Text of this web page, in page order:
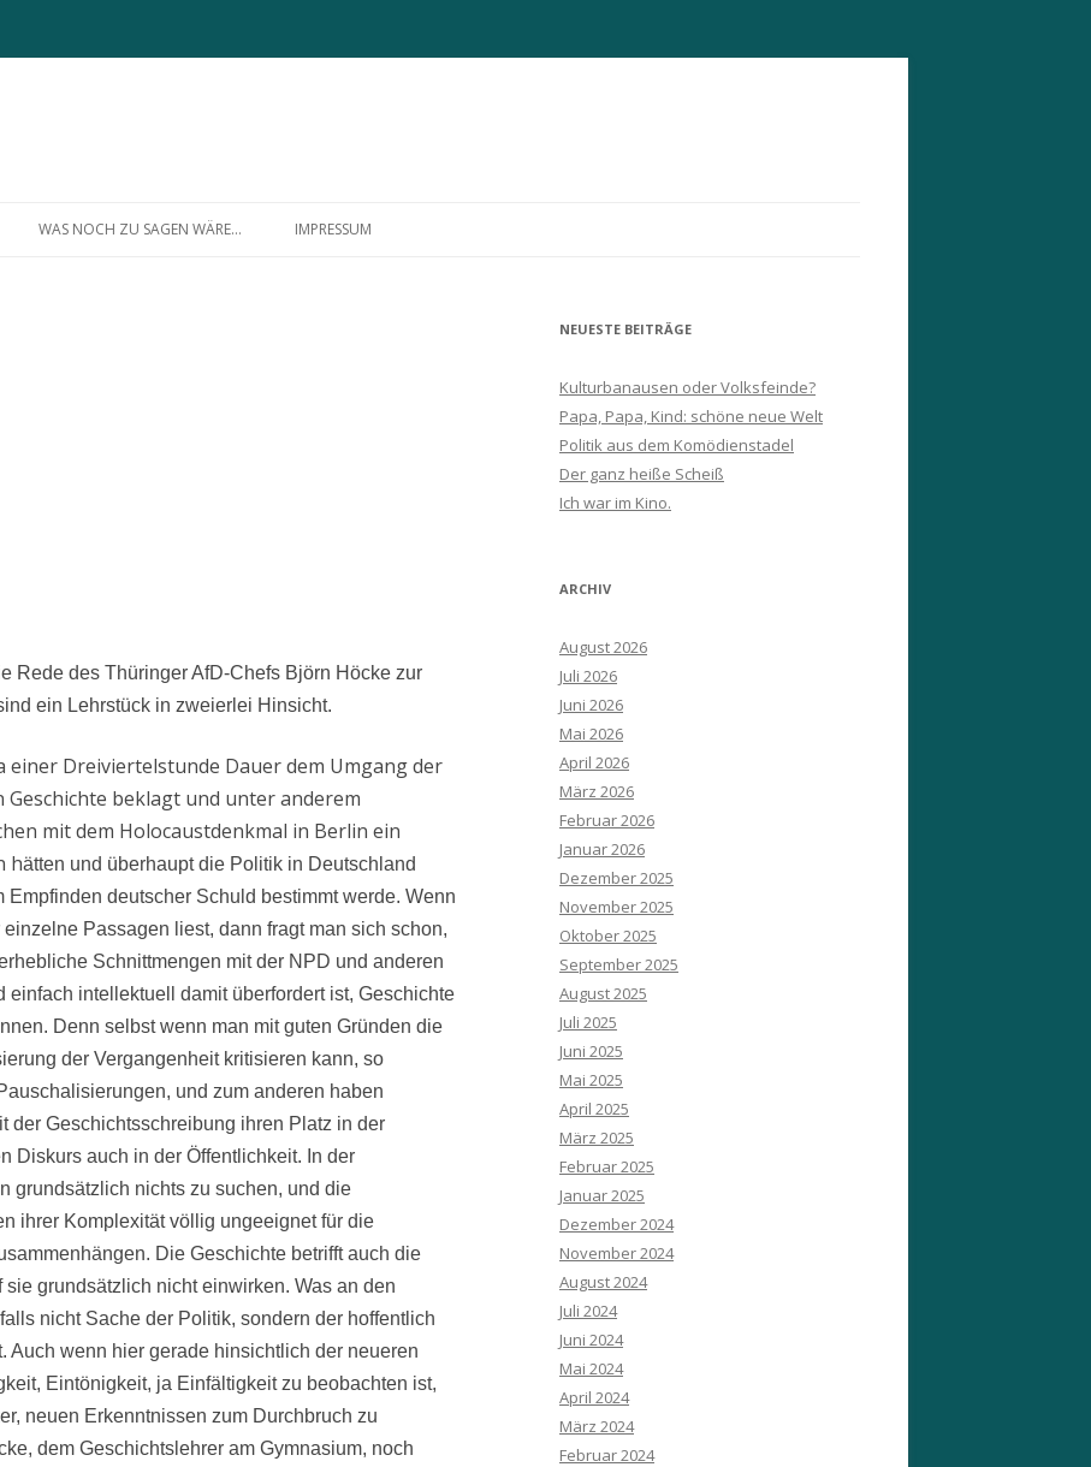
Inhalt
WAS NOCH ZU SAGEN WÄRE… IMPRESSUM
Rede des Thüringer AfD-Chefs Björn Höcke zur
ein Lehrstück in zweierlei Hinsicht.
einer Dreiviertelstunde Dauer dem Umgang der
beklagt und unter anderem
mit dem Holocaustdenkmal in Berlin ein
hätten und überhaupt die Politik in Deutschland
deutscher Schuld bestimmt werde. Wenn
Passagen liest, dann fragt man sich schon,
Schnittmengen mit der NPD und anderen
einfach intellektuell damit überfordert ist, Geschichte
Denn selbst wenn man mit guten Gründen die
der Vergangenheit kritisieren kann, so
und zum anderen haben
der Geschichtsschreibung ihren Platz in der
Diskurs auch in der Öffentlichkeit. In der
grundsätzlich nichts zu suchen, und die
ihrer Komplexität völlig ungeeignet für die
Die Geschichte betrifft auch die
grundsätzlich nicht einwirken. Was an den
nicht Sache der Politik, sondern der hoffentlich
Auch wenn hier gerade hinsichtlich der neueren
Eintönigkeit, ja Einfältigkeit zu beobachten ist,
neuen Erkenntnissen zum Durchbruch zu
dem Geschichtslehrer am Gymnasium, noch
NEUESTE BEITRÄGE
Kulturbanausen oder Volksfeinde?
Papa, Papa, Kind: schöne neue Welt
Politik aus dem Komödienstadel
Der ganz heiße Scheiß
Ich war im Kino.
ARCHIV
August 2026
Juli 2026
Juni 2026
Mai 2026
April 2026
März 2026
Februar 2026
Januar 2026
Dezember 2025
November 2025
Oktober 2025
September 2025
August 2025
Juli 2025
Juni 2025
Mai 2025
April 2025
März 2025
Februar 2025
Januar 2025
Dezember 2024
November 2024
August 2024
Juli 2024
Juni 2024
Mai 2024
April 2024
März 2024
Februar 2024